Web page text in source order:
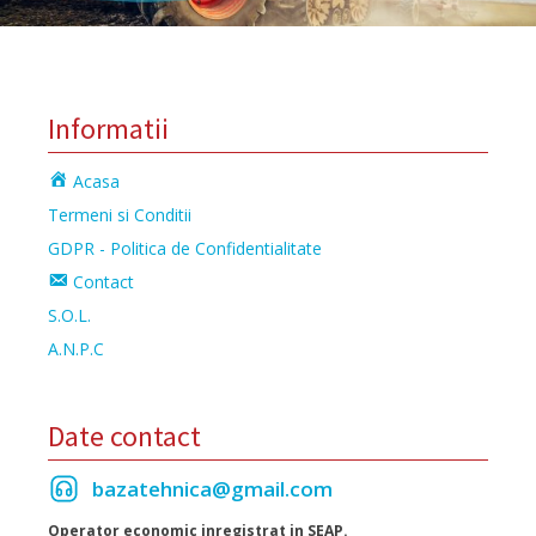
Informatii
Acasa
Termeni si Conditii
GDPR - Politica de Confidentialitate
Contact
S.O.L.
A.N.P.C
Date contact
bazatehnica@gmail.com
Operator economic inregistrat in SEAP.